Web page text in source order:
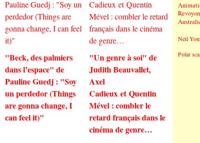
"Beck, des palmiers
dans l’espace" de
Pauline Guedj : "Soy
un perdedor (Things
are gonna change, I
can feel it)"
"Un genre à soi" de
Judith Beauvallet,
Axel
Cadieux et Quentin
Mével : combler le
retard français dans le
cinéma de genre…
Neil
Polar